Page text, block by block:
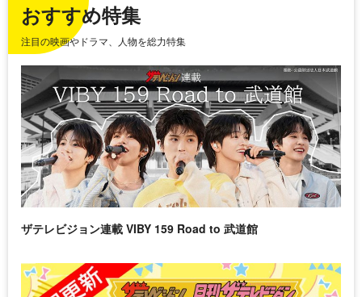
おすすめ特集
注目の映画やドラマ、人物を総力特集
ザテレビジョン連載 VIBY 159 Road to 武道館